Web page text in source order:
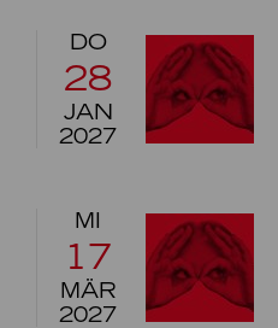
DO
28
JAN
2027
MI
17
MÄR
2027